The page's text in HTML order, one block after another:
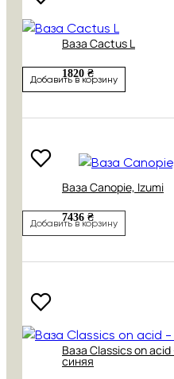
Ваза Cactus L
1820 ₴
Добавить в корзину
Ваза Canopie, Izumi
7436 ₴
Добавить в корзину
Ваза Classics on acid
синяя